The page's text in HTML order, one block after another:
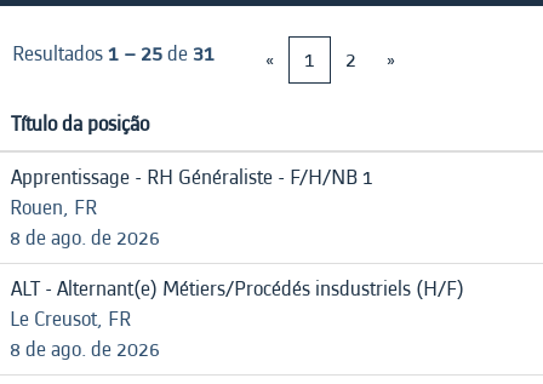
Resultados1 – 25de 31 « 1 2 »
Título da posição
Apprentissage - RH Généraliste - F/H/NB 1
Rouen, FR
8 de ago. de 2026
ALT - Alternant(e) Métiers/Procédés insdustriels (H/F)
Le Creusot, FR
8 de ago. de 2026